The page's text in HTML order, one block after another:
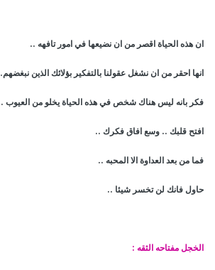
ان هذه الحياة اقصر من ان نضيعها في امور تافهه ..
انها احقر من ان نشغل عقولنا بالتفكير بؤلائك الذين نبغضهم..
فكر بانه ليس هناك شخص في هذه الحياة يخلو من العيوب ..
افتح قلبك .. وسع افاق فكرك ..
فما من بعد العداوة الا المحبه ..
حاول فانك لن تخسر شيئا ..
الخجل مفتاحه الثقه :